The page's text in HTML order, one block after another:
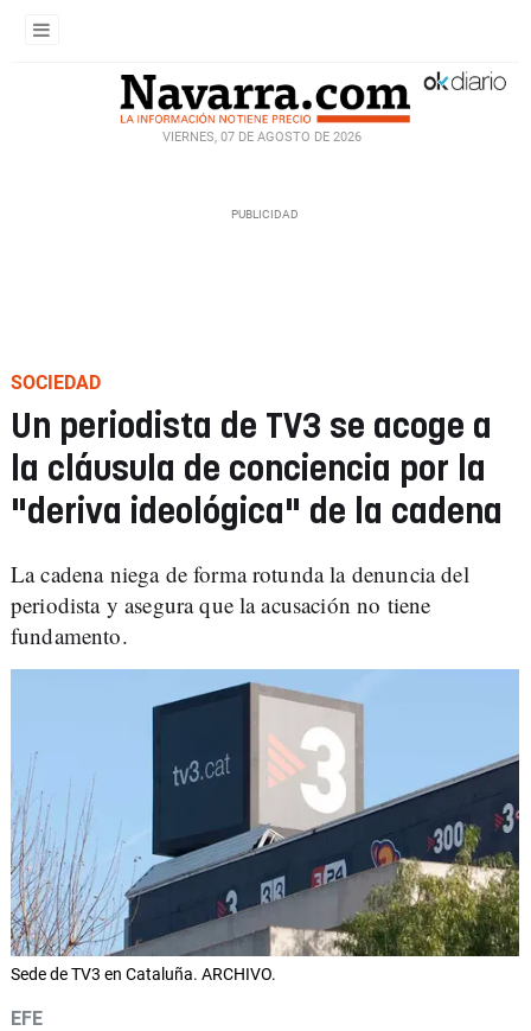
VIERNES, 07 DE AGOSTO DE 2026
SOCIEDAD
Un periodista de TV3 se acoge a
la cláusula de conciencia por la
"deriva ideológica" de la cadena
La cadena niega de forma rotunda la denuncia del
periodista y asegura que la acusación no tiene
fundamento.
Sede de TV3 en Cataluña. ARCHIVO.
EFE